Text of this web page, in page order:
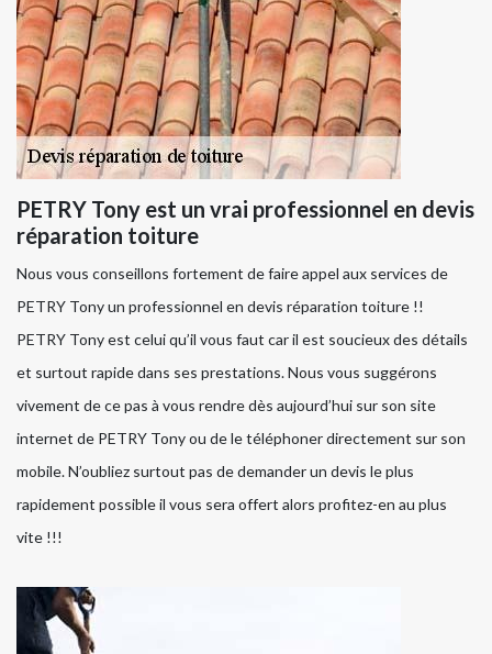
PETRY Tony est un vrai professionnel en devis
réparation toiture
Nous vous conseillons fortement de faire appel aux services de
PETRY Tony un professionnel en devis réparation toiture !!
PETRY Tony est celui qu’il vous faut car il est soucieux des détails
et surtout rapide dans ses prestations. Nous vous suggérons
vivement de ce pas à vous rendre dès aujourd’hui sur son site
internet de PETRY Tony ou de le téléphoner directement sur son
mobile. N’oubliez surtout pas de demander un devis le plus
rapidement possible il vous sera offert alors profitez-en au plus
vite !!!